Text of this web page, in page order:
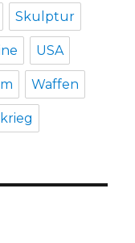
Skulptur
USA
Waffen